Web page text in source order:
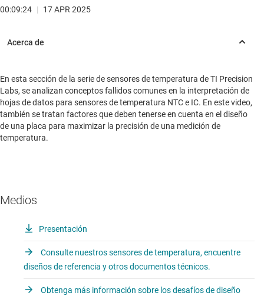
00:09:24 | 17 APR 2025
En esta sección de la serie de sensores de temperatura de TI Precision
Labs, se analizan conceptos fallidos comunes en la interpretación de
hojas de datos para sensores de temperatura NTC e IC. En este video,
también se tratan factores que deben tenerse en cuenta en el diseño
de una placa para maximizar la precisión de una medición de
temperatura.
Medios
Presentación
Consulte nuestros sensores de temperatura, encuentre
diseños de referencia y otros documentos técnicos.
Obtenga más información sobre los desafíos de diseño